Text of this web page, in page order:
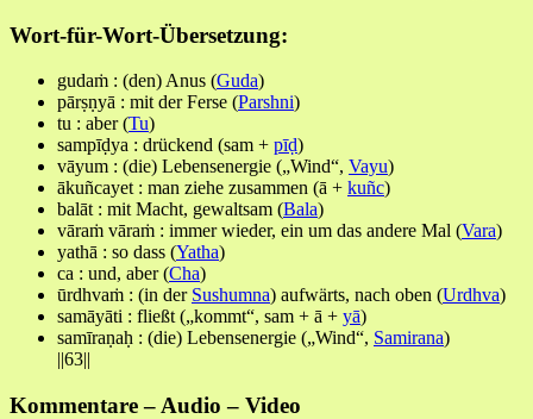
Wort-für-Wort-Übersetzung:
gudaṁ : (den) Anus (Guda)
pārṣṇyā : mit der Ferse (Parshni)
tu : aber (Tu)
sampīḍya : drückend (sam + pīḍ)
vāyum : (die) Lebensenergie („Wind“, Vayu)
ākuñcayet : man ziehe zusammen (ā + kuñc)
balāt : mit Macht, gewaltsam (Bala)
vāraṁ vāraṁ : immer wieder, ein um das andere Mal (Vara)
yathā : so dass (Yatha)
ca : und, aber (Cha)
ūrdhvaṁ : (in der Sushumna) aufwärts, nach oben (Urdhva)
samāyāti : fließt („kommt“, sam + ā + yā)
samīraṇaḥ : (die) Lebensenergie („Wind“, Samirana)
||63||
Kommentare – Audio – Video